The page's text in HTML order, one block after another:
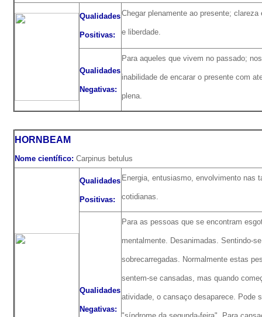
Qualidades
Positivas:
Chegar plenamente ao presente; clareza
e liberdade.
Qualidades
Negativas:
Para aqueles que vivem no passado;
inabilidade de encarar o presente com
plena.
HORNBEAM
Nome científico: Carpinus betulus
Qualidades
Positivas:
Energia, entusiasmo, envolvimento nas
cotidianas.
Qualidades
Negativas:
Para as pessoas que se encontram
mentalmente. Desanimadas. Sentindo-se
sobrecarregadas. Normalmente estas
sentem-se cansadas, mas quando
atividade, o cansaço desaparece. Pode